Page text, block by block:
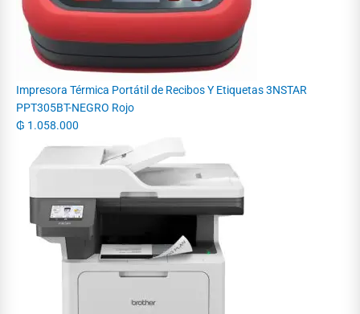
Impresora Térmica Portátil de Recibos Y Etiquetas 3NSTAR
PPT305BT-NEGRO Rojo
₲ 1.058.000